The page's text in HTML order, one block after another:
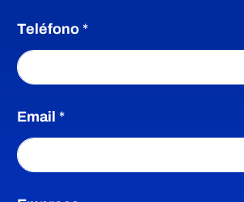
Teléfono *
o
i
z
Email *